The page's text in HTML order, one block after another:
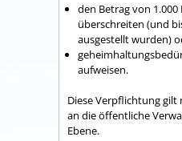
den Betrag von
überschreiten (und
ausgestellt wurden)
aufweisen.
Diese Verpflichtung gilt
an die öffentliche
Ebene.